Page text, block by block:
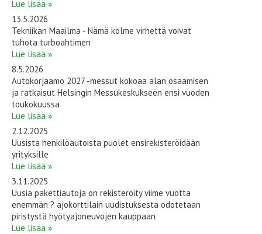
Lue lisää »
13.5.2026
Tekniikan Maailma - Nämä kolme virhettä voivat
tuhota turboahtimen
Lue lisää »
8.5.2026
Autokorjaamo 2027 -messut kokoaa alan osaamisen
ja ratkaisut Helsingin Messukeskukseen ensi vuoden
toukokuussa
Lue lisää »
2.12.2025
Uusista henkilöautoista puolet ensirekisteröidään
yrityksille
Lue lisää »
3.11.2025
Uusia pakettiautoja on rekisteröity viime vuotta
enemmän ? ajokorttilain uudistuksesta odotetaan
piristystä hyötyajoneuvojen kauppaan
Lue lisää »